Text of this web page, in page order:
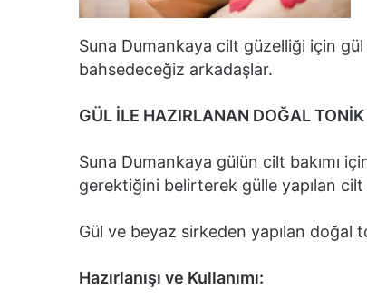
Suna Dumankaya cilt güzelliği için
bahsedeceğiz arkadaşlar.
GÜL İLE HAZIRLANAN DOĞAL TONİK
Suna Dumankaya gülün cilt bakımı
gerektiğini belirterek gülle yapılan cilt
Gül ve beyaz sirkeden yapılan doğal
Hazırlanışı ve Kullanımı: